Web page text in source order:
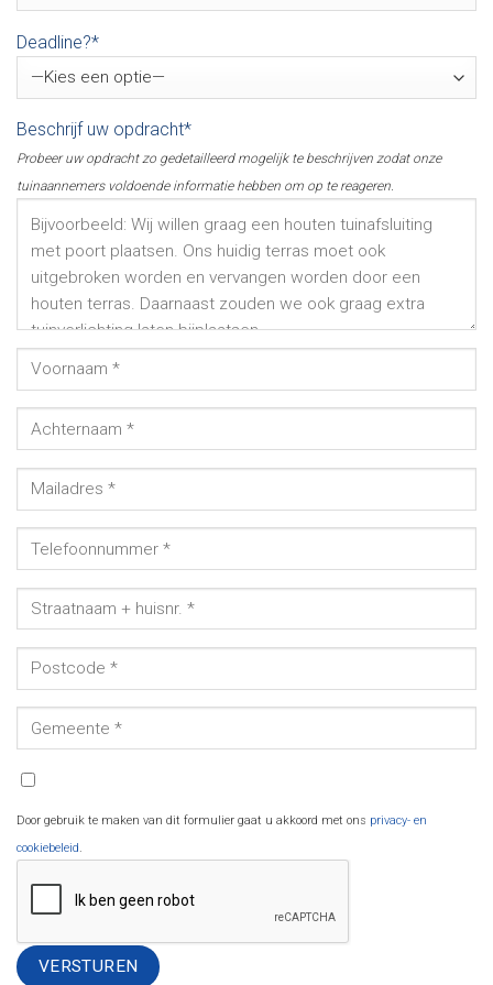
Deadline?*
Beschrijf uw opdracht*
Probeer uw opdracht zo gedetailleerd mogelijk te beschrijven zodat onze
tuinaannemers voldoende informatie hebben om op te reageren.
Door gebruik te maken van dit formulier gaat u akkoord met ons privacy- en
cookiebeleid.